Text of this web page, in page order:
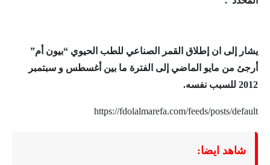
يشار إلى ان إطلاق القمر الصناعي للطب الحيوي “بيون أم”
أرجئ من مايو الماضي إلى الفترة ما بين أغسطس و سبتمبر
2012 للسبب نفسه.
https://fdolalmarefa.com/feeds/posts/default
شاهد ايضا: